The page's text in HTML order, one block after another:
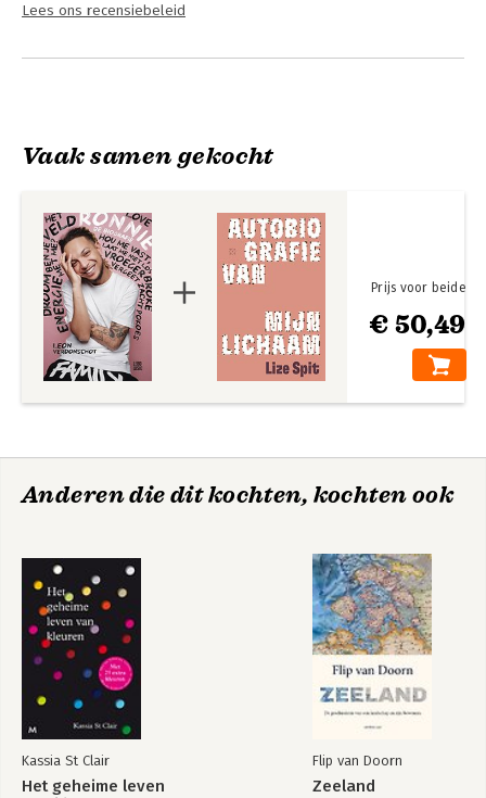
Lees ons recensiebeleid
Vaak samen gekocht
€ 50,49
Prijs voor beide
Anderen die dit kochten, kochten ook
Kassia St Clair
Het geheime leven
Flip van Doorn
Zeeland